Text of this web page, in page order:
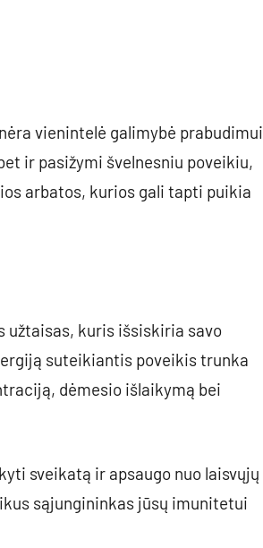
vienintelė galimybė prabudimui
ir pasižymi švelnesniu poveikiu,
arbatos, kurios gali tapti puikia
užtaisas, kuris išsiskiria savo
suteikiantis poveikis trunka
dėmesio išlaikymą bei
sveikatą ir apsaugo nuo laisvųjų
sąjungininkas jūsų imunitetui